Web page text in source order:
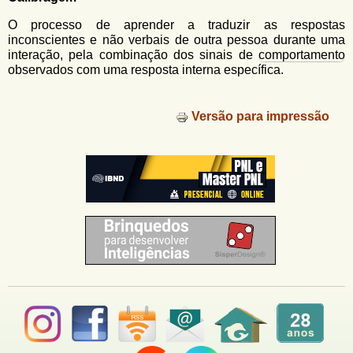
l
á
r
a
o
G
o
l
O processo de aprender a traduzir as respostas
inconscientes e não verbais de outra pessoa durante uma
interação, pela combinação dos sinais de comportamento
observados com uma resposta interna específica.
Versão para impressão